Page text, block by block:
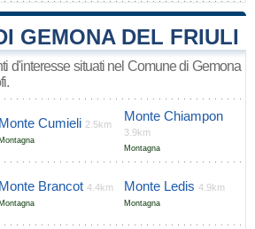
GEMONA DEL FRIULI
d'interesse situati nel Comune di Gemona
Monte Cumieli 2.5km
Montagna
Monte Chiampon
3.9km
Montagna
Monte Brancot 4.4km
Montagna
Monte Ledis 4.9km
Montagna